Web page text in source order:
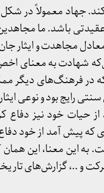
جهاد معمولاً در شکل
باشد. ما مجاهدین
مجاهدت و ایثار
شهادت به معنای
که در فرهنگ‌های
رایج بود و نوعی
از حیات خود نیز
پیش آمد از خود
به این معنا، این
و ..، گزارش‌های